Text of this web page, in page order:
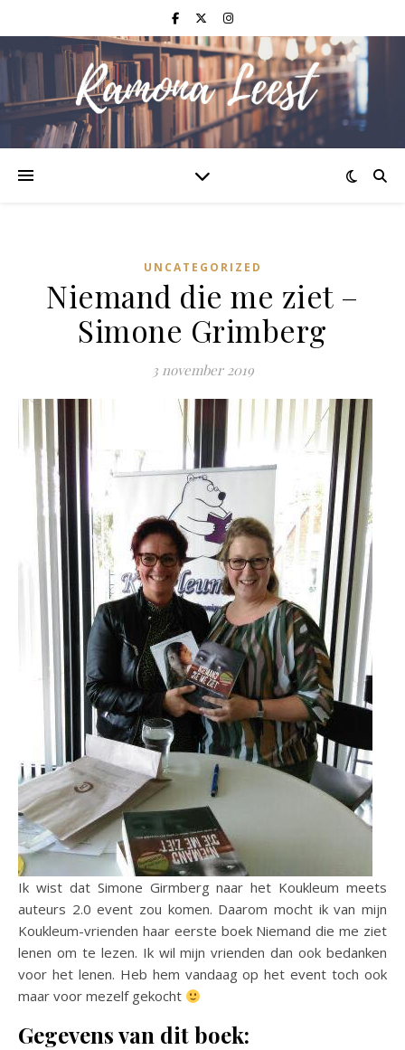
UNCATEGORIZED
Niemand die me ziet –
Simone Grimberg
3 november 2019
Ik wist dat Simone Girmberg naar het Koukleum meets
auteurs 2.0 event zou komen. Daarom mocht ik van mijn
Koukleum-vrienden haar eerste boek Niemand die me ziet
lenen om te lezen. Ik wil mijn vrienden dan ook bedanken
voor het lenen. Heb hem vandaag op het event toch ook
maar voor mezelf gekocht
Gegevens van dit boek: